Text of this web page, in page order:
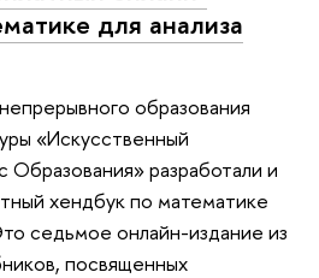
для анализа
образования
«Искусственный
Образования» разработали и
хендбук по математике
седьмое онлайн-издание из
посвященных